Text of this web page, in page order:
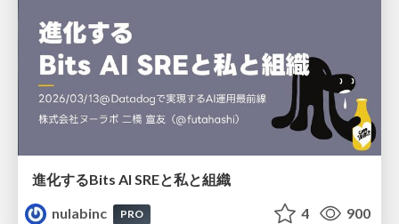
進化するBits AI SREと私と組織
nulabinc
PRO 4 900